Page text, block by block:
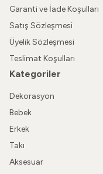
Garanti ve İade Koşulları
Satış Sözleşmesi
Üyelik Sözleşmesi
Teslimat Koşulları
Kategoriler
Dekorasyon
Bebek
Erkek
Takı
Aksesuar